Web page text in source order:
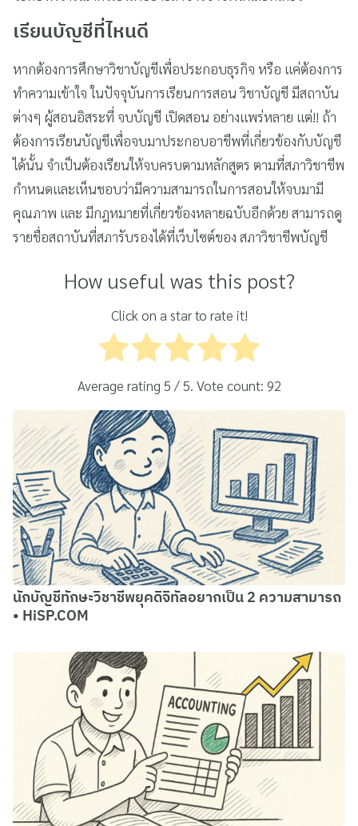
เรียนบัญชีที่ไหนดี
หากต้องการศึกษาวิชาบัญชีเพื่อประกอบธุรกิจ หรือ แค่ต้องการ
ทำความเข้าใจ ในปัจจุบันการเรียนการสอน วิชาบัญชี มีสถาบัน
ต่างๆ ผู้สอนอิสระที่ จบบัญชี เปิดสอน อย่างแพร่หลาย แต่!! ถ้า
ต้องการเรียนบัญชีเพื่อจบมาประกอบอาชีพที่เกี่ยวข้องกับบัญชี
ได้นั้น จำเป็นต้องเรียนให้จบครบตามหลักสูตร ตามที่สภาวิชาชีพ
กำหนดและเห็นชอบว่ามีความสามารถในการสอนให้จบมามี
คุณภาพ และ มีกฎหมายที่เกี่ยวข้องหลายฉบับอีกด้วย สามารถดู
รายชื่อสถาบันที่สภารับรองได้ที่เว็บไซต์ของ สภาวิชาชีพบัญชี
How useful was this post?
Click on a star to rate it!
Average rating 5 / 5. Vote count: 92
นักบัญชีทักษะวิชาชีพยุคดิจิทัลอยากเป็น 2 ความสามารถ
• HiSP.COM